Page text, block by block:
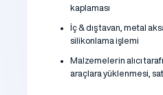
kaplaması
İç & dış tavan, metal
silikonlama işlemi
Malzemelerin alıcı
araçlara yüklenmesi,